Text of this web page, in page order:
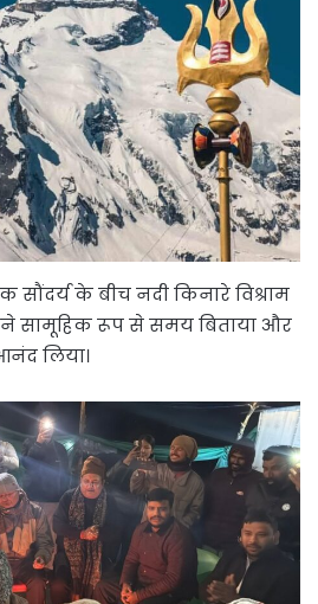
सौंदर्य के बीच नदी किनारे विश्राम
ने सामूहिक रूप से समय बिताया और
लिया।